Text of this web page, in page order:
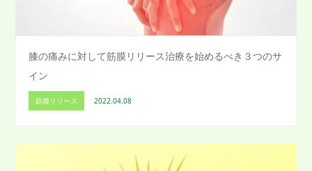
膝の痛みに対して筋膜リリース治療を始めるべき３つのサ
イン
筋膜リリース 2022.04.08